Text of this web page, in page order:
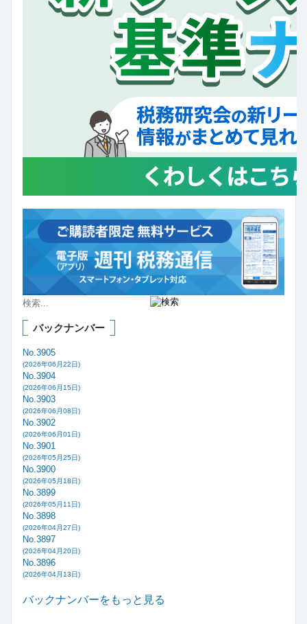
バックナンバー
No.3905
(2026年06月22日)
No.3904
(2026年06月15日)
No.3903
(2026年06月08日)
No.3902
(2026年06月01日)
No.3901
(2026年05月25日)
No.3900
(2026年05月18日)
No.3899
(2026年05月11日)
No.3898
(2026年04月27日)
No.3897
(2026年04月20日)
No.3896
(2026年04月13日)
バックナンバーをもっと見る